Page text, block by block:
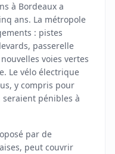
à Bordeaux a
ans. La métropole
: pistes
passerelle
voies vertes
Le vélo électrique
y compris pour
seraient pénibles à
par de
peut couvrir